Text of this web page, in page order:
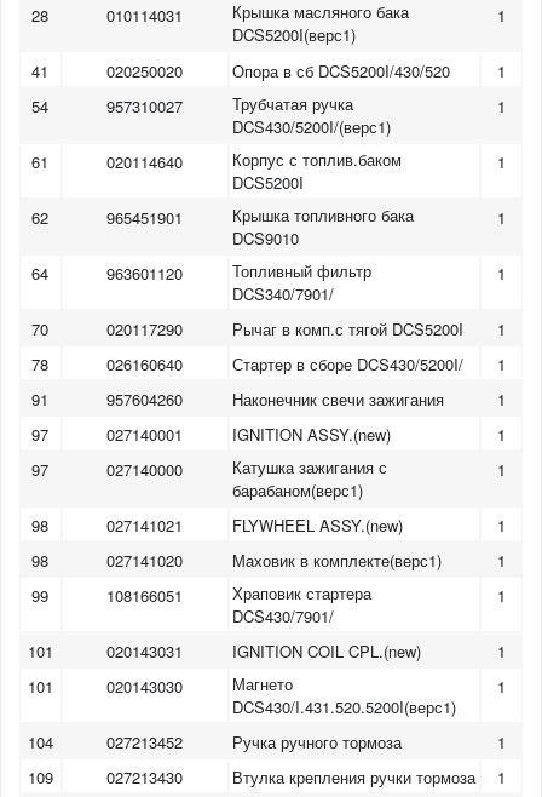
28 010114031
Крышка масляного бака
DCS5200I(верс1)
1
41 020250020 Опора в сб DCS5200I/430/520
1
54
957310027
Трубчатая ручка
DCS430/5200I/(верс1)
1
61 020114640
Корпус с топлив.баком
DCS5200I
1
62 965451901
Крышка топливного бака
DCS9010
1
64 963601120
Топливный фильтр
DCS340/7901/
1
70 020117290 Рычаг в комп.с тягой DCS5200I
1
78
026160640 Стартер в сборе DCS430/5200I/
1
91
957604260 Наконечник свечи зажигания
1
97
027140001 IGNITION ASSY.(new)
1
97
027140000
Катушка зажигания с
барабаном(верс1)
1
98 027141021 FLYWHEEL ASSY.(new)
1
98
027141020 Маховик в комплекте(верс1)
1
99
108166051
Храповик стартера
DCS430/7901/
1
101 020143031 IGNITION COIL CPL.(new)
1
101
020143030
Магнето
DCS430/I.431.520.5200I(верс1)
1
104 027213452 Ручка ручного тормоза
1
109
027213430 Втулка крепления ручки тормоза
1